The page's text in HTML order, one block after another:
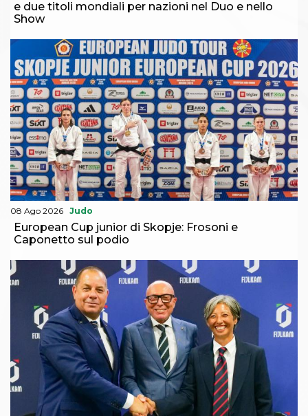
e due titoli mondiali per nazioni nel Duo e nello
Show
08 Ago 2026 Judo
European Cup junior di Skopje: Frosoni e
Caponetto sul podio